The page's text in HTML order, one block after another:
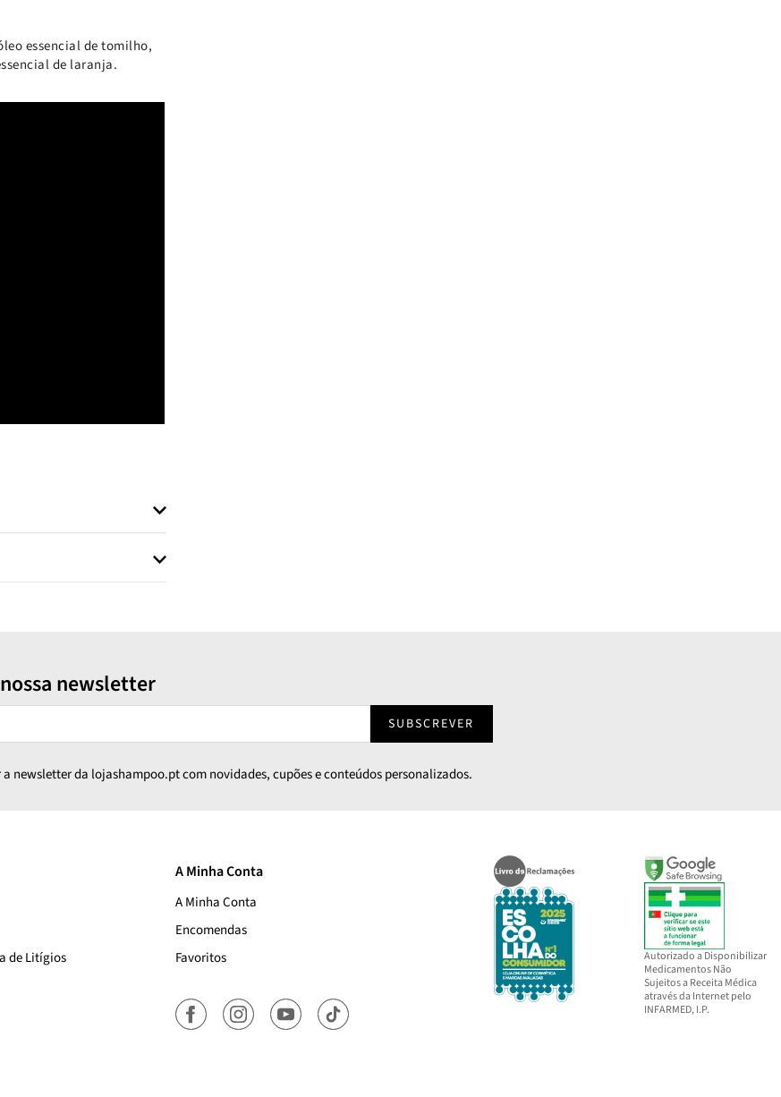
essencial de tomilho,
de laranja.
newsletter
SUBSCREVER
a newsletter da lojashampoo.pt com novidades, cupões e conteúdos personalizados.
de Litígios
A Minha Conta
A Minha Conta
Encomendas
Favoritos
Autorizado a Disponibilizar
Medicamentos Não
Sujeitos a Receita Médica
através da Internet pelo
INFARMED, I.P.